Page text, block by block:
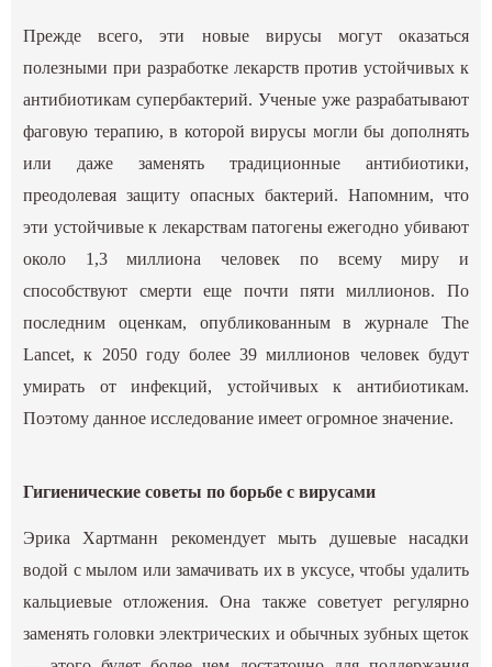
Прежде всего, эти новые вирусы могут оказаться
полезными при разработке лекарств против устойчивых к
антибиотикам супербактерий. Ученые уже разрабатывают
фаговую терапию, в которой вирусы могли бы дополнять
или даже заменять традиционные антибиотики,
преодолевая защиту опасных бактерий. Напомним, что
эти устойчивые к лекарствам патогены ежегодно убивают
около 1,3 миллиона человек по всему миру и
способствуют смерти еще почти пяти миллионов. По
последним оценкам, опубликованным в журнале The
Lancet, к 2050 году более 39 миллионов человек будут
умирать от инфекций, устойчивых к антибиотикам.
Поэтому данное исследование имеет огромное значение.
Гигиенические советы по борьбе с вирусами
Эрика Хартманн рекомендует мыть душевые насадки
водой с мылом или замачивать их в уксусе, чтобы удалить
кальциевые отложения. Она также советует регулярно
заменять головки электрических и обычных зубных щеток